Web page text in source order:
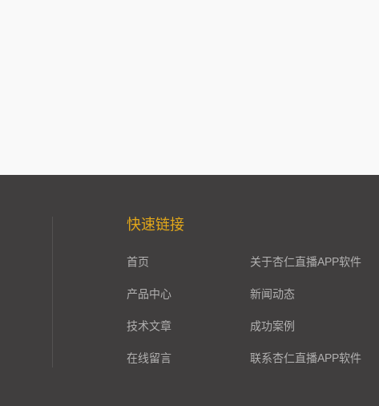
快速链接
首页 关于杏仁直播APP软件
产品中心 新闻动态
技术文章 成功案例
在线留言 联系杏仁直播APP软件